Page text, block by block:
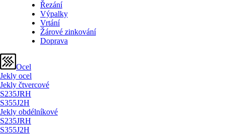
Řezání
Výpalky
Vrtání
Žárové zinkování
Doprava
Ocel
Jekly ocel
Jekly čtvercové
S235JRH
S355J2H
Jekly obdélníkové
S235JRH
S355J2H